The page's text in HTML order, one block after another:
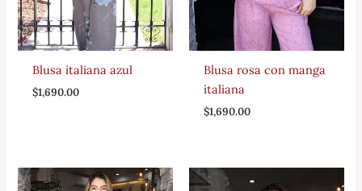
Blusa italiana azul
$1,690.00
Blusa rosa con manga
italiana
$1,690.00